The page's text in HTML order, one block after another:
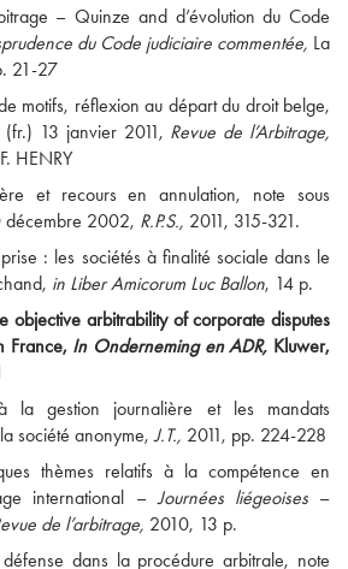
– Quinze and d’évolution du Code
du Code judiciaire commentée, La
21-27
motifs, réflexion au départ du droit belge,
(fr.) 13 janvier 2011, Revue de l’Arbitrage,
HENRY
et recours en annulation, note sous
décembre 2002, R.P.S., 2011, 315-321.
: les sociétés à finalité sociale dans le
in Liber Amicorum Luc Ballon, 14 p.
objective arbitrability of corporate disputes
France, In Onderneming en ADR, Kluwer,
la gestion journalière et les mandats
société anonyme,J.T., 2011, pp. 224-228
thèmes relatifs à la compétence en
international –Journées liégeoises–
de l’arbitrage, 2010, 13 p.
dans la procédure arbitrale, note